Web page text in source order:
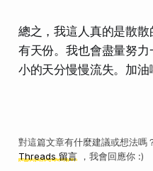
總之，我這人真的是散
有天份。我也會盡量努
小的天分慢慢流失。加油
對這篇文章有什麼建議或想法嗎
Threads 留言，我會回應你 :)